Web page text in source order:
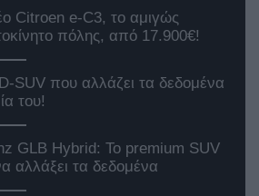
Citroen e-C3, το αμιγώς
πόλης, από 17.900€!
SUV που αλλάζει τα δεδομένα
του!
GLB Hybrid: Το premium SUV
αλλάξει τα δεδομένα